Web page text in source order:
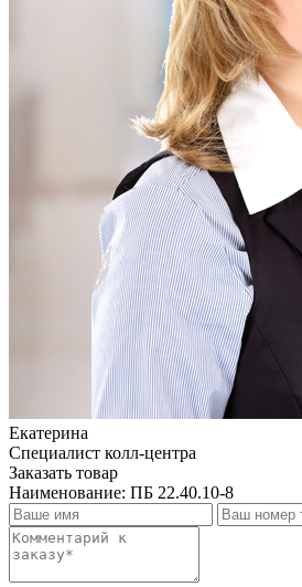
Екатерина
Специалист колл-центра
Заказать товар
Наименование: ПБ 22.40.10-8